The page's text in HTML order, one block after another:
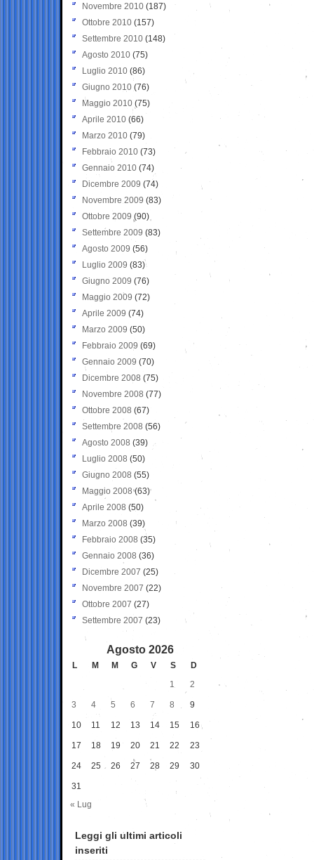
Novembre 2010 (187)
Ottobre 2010 (157)
Settembre 2010 (148)
Agosto 2010 (75)
Luglio 2010 (86)
Giugno 2010 (76)
Maggio 2010 (75)
Aprile 2010 (66)
Marzo 2010 (79)
Febbraio 2010 (73)
Gennaio 2010 (74)
Dicembre 2009 (74)
Novembre 2009 (83)
Ottobre 2009 (90)
Settembre 2009 (83)
Agosto 2009 (56)
Luglio 2009 (83)
Giugno 2009 (76)
Maggio 2009 (72)
Aprile 2009 (74)
Marzo 2009 (50)
Febbraio 2009 (69)
Gennaio 2009 (70)
Dicembre 2008 (75)
Novembre 2008 (77)
Ottobre 2008 (67)
Settembre 2008 (56)
Agosto 2008 (39)
Luglio 2008 (50)
Giugno 2008 (55)
Maggio 2008(63)
Aprile 2008 (50)
Marzo 2008 (39)
Febbraio 2008 (35)
Gennaio 2008 (36)
Dicembre 2007 (25)
Novembre 2007 (22)
Ottobre 2007 (27)
Settembre 2007 (23)
Agosto 2026
L M M G V S
D
1
2
3 4 5 6 7 8 9
10 11 12 13 14 15 16
17 18 19 20 21 22 23
24 25 26 27 28 29 30
31
« Lug
Leggi gli ultimi articoli
inseriti